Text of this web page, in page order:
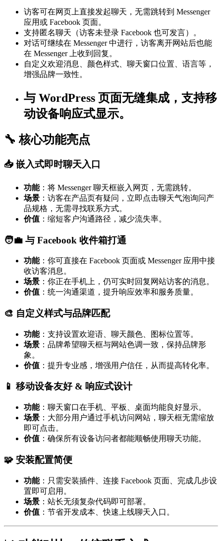
访客可在网页上直接发起聊天，无需跳转到 Messenger
应用或 Facebook 页面。
支持匿名聊天（访客未登录 Facebook 也可发言）。
对话可继续在 Messenger 中进行，访客离开网站后也能
在 Messenger 上收到回复。
自定义欢迎消息、颜色样式、聊天窗口位置、语言等，
增强品牌一致性。
与 WordPress 页面无缝集成，支持移
动设备响应式显示。
🔧 核心功能亮点
📥 嵌入式即时聊天入口
功能：将 Messenger 聊天框嵌入网页，无需跳转。
场景 ：访客在产品页有疑问，立即点击聊天气泡询问产
品规格，无需寻找联系方式。
价值 ：缩短客户沟通路径，减少流失率。
🧑‍💼 与 Facebook 收件箱打通
功能：你可直接在 Facebook 页面或 Messenger 应用中接
收访客消息。
场景 ：你正在手机上，仍可实时回复网站访客的消息。
价值 ：统一沟通渠道，提升响应效率和服务质量。
🎨 自定义样式与品牌匹配
功能：支持设置欢迎语、聊天颜色、图标位置等。
场景 ：品牌希望聊天框与网站色调一致，保持品牌形
象。
价值 ：提升专业感，增强用户信任，从而提高转化率。
📱 移动设备友好 & 响应式设计
功能：聊天窗口在手机、平板、桌面均能良好显示。
场景 ：大部分用户通过手机访问网站，聊天框无需缩放
即可点击。
价值 ：确保所有设备访问者都能顺畅使用聊天功能。
🧩 安装配置简便
功能：只需安装插件、连接 Facebook 页面、完成几步设
置即可启用。
场景 ：站长无须复杂代码即可部署。
价值 ：节省开发成本、快速上线聊天入口。